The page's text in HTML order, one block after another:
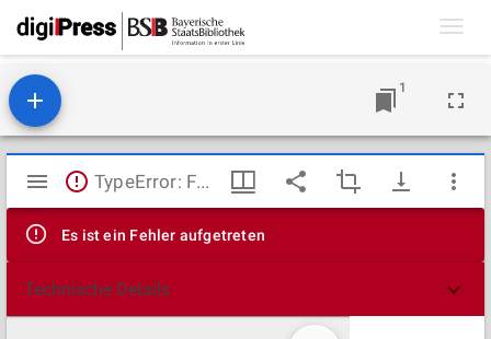
1
Mirador
Viewer
TypeError: Failed to fetch
Es ist ein Fehler aufgetreten
Technische Details